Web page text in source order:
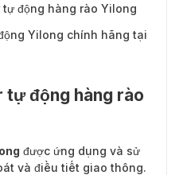
động hàng rào Yilong
Yilong chính hãng tại
tự động hàng rào
được ứng dụng và sử
và điều tiết giao thông.